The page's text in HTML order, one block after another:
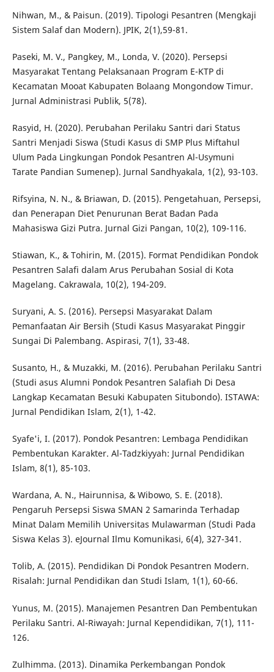
Nihwan, M., & Paisun. (2019). Tipologi Pesantren (Mengkaji
Sistem Salaf dan Modern). JPIK, 2(1),59-81.
Paseki, M. V., Pangkey, M., Londa, V. (2020). Persepsi
Masyarakat Tentang Pelaksanaan Program E-KTP di
Kecamatan Mooat Kabupaten Bolaang Mongondow Timur.
Jurnal Administrasi Publik, 5(78).
Rasyid, H. (2020). Perubahan Perilaku Santri dari Status
Santri Menjadi Siswa (Studi Kasus di SMP Plus Miftahul
Ulum Pada Lingkungan Pondok Pesantren Al-Usymuni
Tarate Pandian Sumenep). Jurnal Sandhyakala, 1(2), 93-103.
Rifsyina, N. N., & Briawan, D. (2015). Pengetahuan, Persepsi,
dan Penerapan Diet Penurunan Berat Badan Pada
Mahasiswa Gizi Putra. Jurnal Gizi Pangan, 10(2), 109-116.
Stiawan, K., & Tohirin, M. (2015). Format Pendidikan Pondok
Pesantren Salafi dalam Arus Perubahan Sosial di Kota
Magelang. Cakrawala, 10(2), 194-209.
Suryani, A. S. (2016). Persepsi Masyarakat Dalam
Pemanfaatan Air Bersih (Studi Kasus Masyarakat Pinggir
Sungai Di Palembang. Aspirasi, 7(1), 33-48.
Susanto, H., & Muzakki, M. (2016). Perubahan Perilaku Santri
(Studi asus Alumni Pondok Pesantren Salafiah Di Desa
Langkap Kecamatan Besuki Kabupaten Situbondo). ISTAWA:
Jurnal Pendidikan Islam, 2(1), 1-42.
Syafe'i, I. (2017). Pondok Pesantren: Lembaga Pendidikan
Pembentukan Karakter. Al-Tadzkiyyah: Jurnal Pendidikan
Islam, 8(1), 85-103.
Wardana, A. N., Hairunnisa, & Wibowo, S. E. (2018).
Pengaruh Persepsi Siswa SMAN 2 Samarinda Terhadap
Minat Dalam Memilih Universitas Mulawarman (Studi Pada
Siswa Kelas 3). eJournal Ilmu Komunikasi, 6(4), 327-341.
Tolib, A. (2015). Pendidikan Di Pondok Pesantren Modern.
Risalah: Jurnal Pendidikan dan Studi Islam, 1(1), 60-66.
Yunus, M. (2015). Manajemen Pesantren Dan Pembentukan
Perilaku Santri. Al-Riwayah: Jurnal Kependidikan, 7(1), 111-
126.
Zulhimma. (2013). Dinamika Perkembangan Pondok